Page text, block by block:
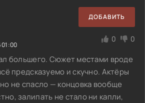
ДОБАВИТЬ
01:00
0 0
большего. Сюжет местами вроде
предсказуемо и скучно. Актёры
не спасло — концовка вообще
залипать не стало ни капли,